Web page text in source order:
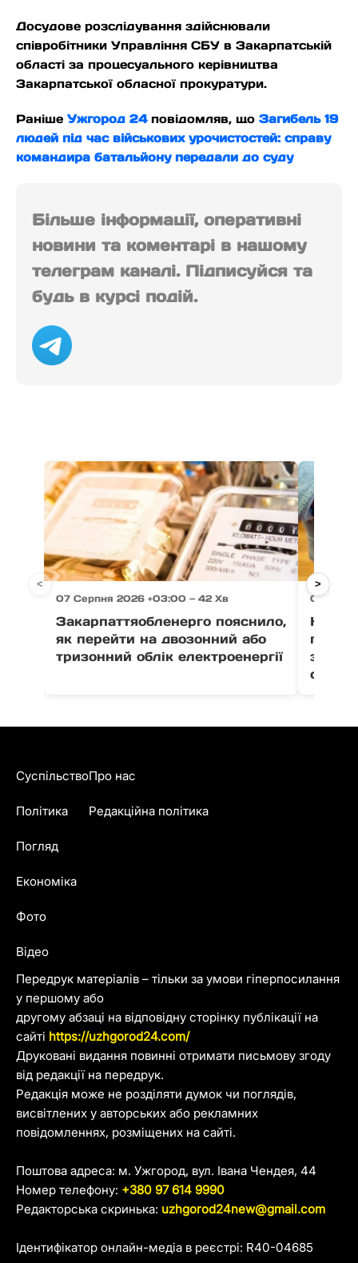
Досудове розслідування здійснювали
співробітники Управління СБУ в Закарпатській
області за процесуального керівництва
Закарпатської обласної прокуратури.
Раніше Ужгород 24повідомляв, що Загибель 19
людей під час військових урочистостей: справу
командира батальйону передали до суду
Більше інформації, оперативні
новини та коментарі в нашому
телеграм каналі. Підписуйся та
будь в курсі подій.
07 Серпня 2026 +03:00 — 42 Хв
Закарпаттяобленерго пояснило,
як перейти на двозонний або
тризонний облік електроенергії
07
На
< >
Передрук матеріалів – тільки за умови гіперпосилання
у першому або
другому абзаці на відповідну сторінку публікації на
сайті https://uzhgorod24.com/
Друковані видання повинні отримати письмову згоду
від редакції на передрук.
Редакція може не розділяти думок чи поглядів,
висвітлених у авторських або рекламних
повідомленнях, розміщених на сайті.
Поштова адреса: м. Ужгород, вул. Івана Чендея, 44
Номер телефону: +380 97 614 9990
Редакторська скринька: uzhgorod24new@gmail.com
Ідентифікатор онлайн-медіа в реєстрі: R40-04685
Суспільство
Політика
Погляд
Економіка
Фото
Відео
Про нас
Редакційна політика